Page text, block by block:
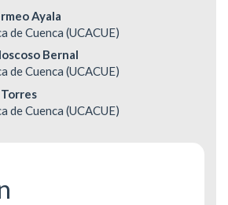
Ayala
de Cuenca (UCACUE)
Bernal
de Cuenca (UCACUE)
de Cuenca (UCACUE)